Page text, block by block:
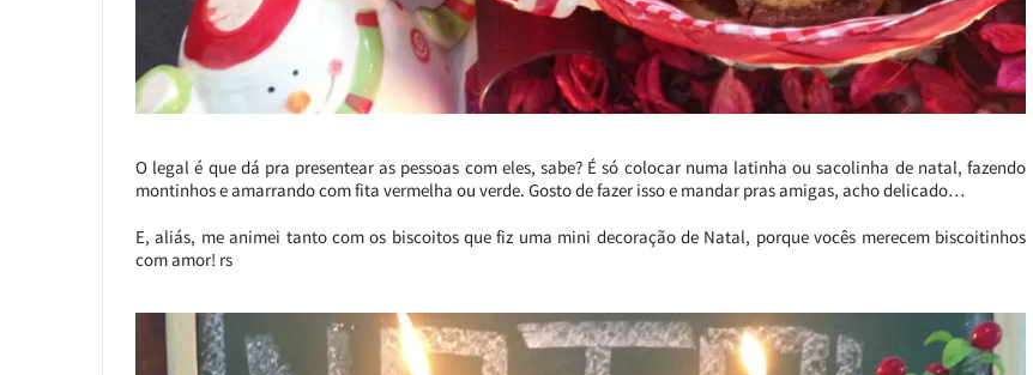
O legal é que dá pra presentear as pessoas com eles, sabe? É só colocar numa latinha ou sacolinha de natal, fazendo
montinhos e amarrando com fita vermelha ou verde. Gosto de fazer isso e mandar pras amigas, acho delicado…
E, aliás, me animei tanto com os biscoitos que fiz uma mini decoração de Natal, porque vocês merecem biscoitinhos
com amor! rs